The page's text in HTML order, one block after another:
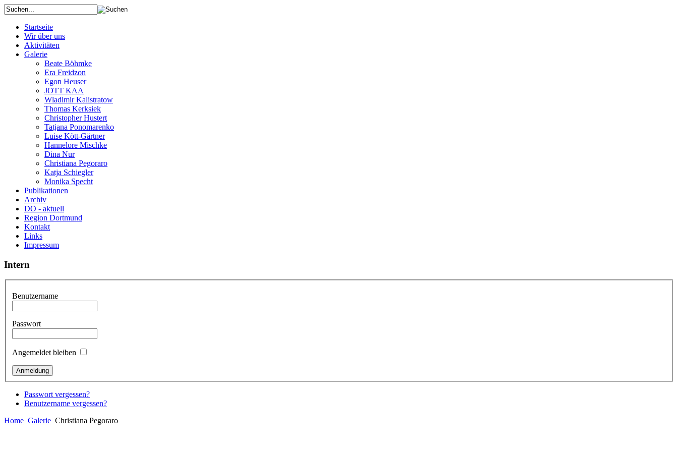
Startseite
Wir über uns
Aktivitäten
Galerie
Beate Böhmke
Era Freidzon
Egon Heuser
JOTT KAA
Wladimir Kalistratow
Thomas Kerksiek
Christopher Hustert
Tatjana Ponomarenko
Luise Kött-Gärtner
Hannelore Mischke
Dina Nur
Christiana Pegoraro
Katja Schiegler
Monika Specht
Publikationen
Archiv
DO - aktuell
Region Dortmund
Kontakt
Links
Impressum
Intern
Benutzername
Passwort
Angemeldet bleiben
Passwort vergessen?
Benutzername vergessen?
Home Galerie Christiana Pegoraro